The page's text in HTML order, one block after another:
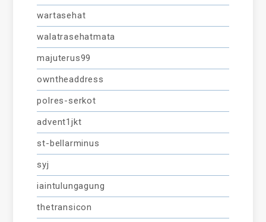
wartasehat
walatrasehatmata
majuterus99
owntheaddress
polres-serkot
advent1jkt
st-bellarminus
syj
iaintulungagung
thetransicon